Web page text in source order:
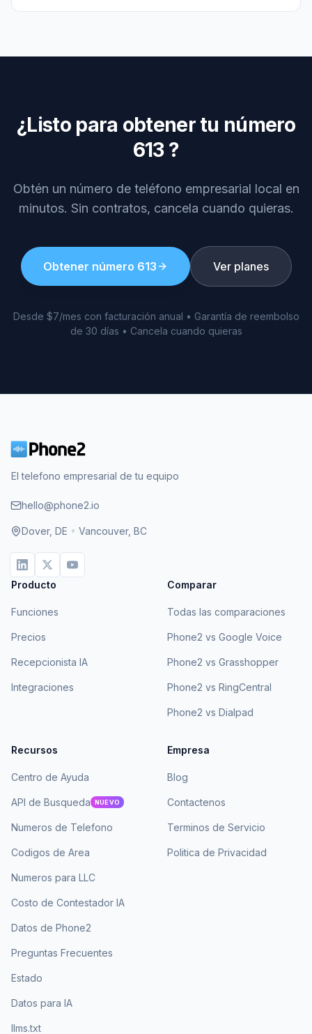
¿Listo para obtener tu número
613 ?
Obtén un número de teléfono empresarial local en
minutos. Sin contratos, cancela cuando quieras.
Obtener número 613 Ver planes
Desde $7/mes con facturación anual • Garantía de reembolso
de 30 días • Cancela cuando quieras
El telefono empresarial de tu equipo
hello@phone2.io
Dover, DE • Vancouver, BC
Producto
Funciones
Precios
Recepcionista IA
Integraciones
Comparar
Todas las comparaciones
Phone2 vs Google Voice
Phone2 vs Grasshopper
Phone2 vs RingCentral
Phone2 vs Dialpad
Recursos
Centro de Ayuda
API de Busqueda NUEVO
Numeros de Telefono
Codigos de Area
Numeros para LLC
Costo de Contestador IA
Datos de Phone2
Preguntas Frecuentes
Estado
Datos para IA
llms.txt
Empresa
Blog
Contactenos
Terminos de Servicio
Politica de Privacidad